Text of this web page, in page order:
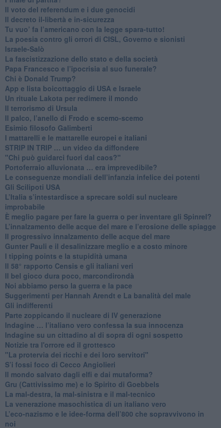
​Il voto del referendum e i due genocidi
Il decreto il-libertà e in-sicurezza
Tu vuo’ fa l’americano con la legge spara-tutto!
La poesia contro gli orrori di CISL, Governo e sionisti
Israele-Salò
​La fascistizzazione dello stato e della società
Papa Francesco e l’ipocrisia al suo funerale?
​Chi è Donald Trump?
App e lista boicottaggio di USA e Israele
​Un rituale Lakota per redimere il mondo
Il terrorismo di Ursula
​Il palco, l’anello di Frodo e scemo-scemo
Esimio filosofo Galimberti
​I mattarelli e le mattarelle europei e italiani
​STRIP IN TRIP … un video da diffondere
"Chi può guidarci fuori dal caos?"
​Portoferraio alluvionata … era imprevedibile?
Le conseguenze mondiali dell’infanzia infelice dei potenti
​Gli Scilipoti USA
L’Italia s’intestardisce a sprecare soldi sul nucleare
improbabile
È meglio pagare per fare la guerra o per inventare gli Spinrel?
​L’innalzamento delle acque del mare e l’erosione delle spiagge
​Il progressivo innalzamento delle acque del mare
​Gunter Pauli e il desalinizzare meglio e a costo minore
I tipping points e la stupidità umana
​Il 58° rapporto Censis e gli italiani veri
​Il bel gioco dura poco, marcondirondà
Noi abbiamo perso la guerra e la pace
Suggerimenti per Hannah Arendt e La banalità del male
​Gli indifferenti
Parte zoppicando il nucleare di IV generazione
​Indagine … l’italiano vero confessa la sua innocenza
Indagine su un cittadino al di sopra di ogni sospetto
Notizie tra l'orrore ed il grottesco
"La protervia dei ricchi e dei loro servitori"
S’i fossi foco di Cecco Angiolieri
​Il mondo salvato dagli elfi e dai mutaforma?
Gru (Cattivissimo me) e lo Spirito di Goebbels
​La mal-destra, la mal-sinistra e il mal-tecnico
​La venerazione masochistica di un italiano vero
​L’eco-nazismo e le idee-forma dell’800 che sopravvivono in
noi